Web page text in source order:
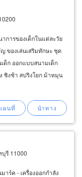
การของเด็กในแต่ละวัย
ของเล่นเสริมทักษะ ชุด
ด็ก ออกแบบสนามเด็ก
ชิงช้า สปริงโยก ม้าหมุน
รี 11000
าร์ค - เครื่องออกกำลัง